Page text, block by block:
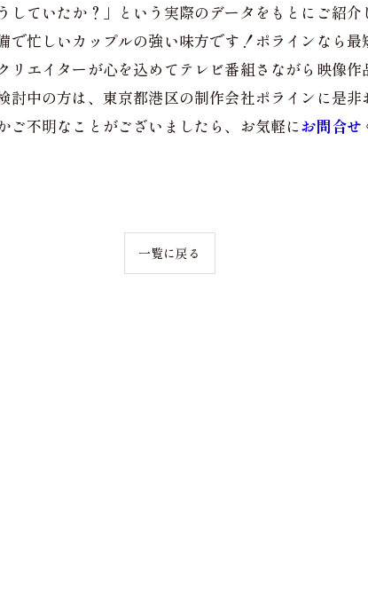
していたか？」という実際のデータをもとにご紹
で忙しいカップルの強い味方です！ポラインなら
リエイターが心を込めてテレビ番組さながら映像
討中の方は、東京都港区の制作会社ポラインに是
ご不明なことがございましたら、お気軽にお問合せ
一覧に戻る